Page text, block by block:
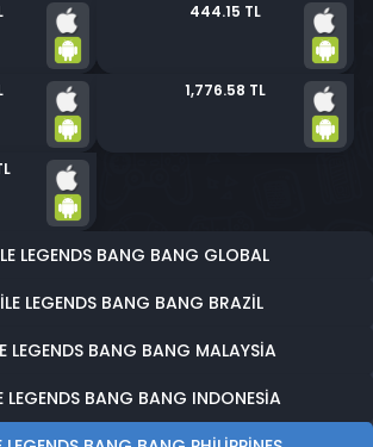
444.15 TL
1,776.58 TL
LEGENDS BANG BANG GLOBAL
LEGENDS BANG BANG BRAZIL
LEGENDS BANG BANG MALAYSIA
LEGENDS BANG BANG INDONESIA